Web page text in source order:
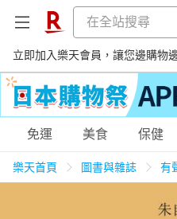
立即加入樂天會員，讓您邊購物
購物網分類
免運 美食 保健
樂天首頁 圖書與雜誌 有